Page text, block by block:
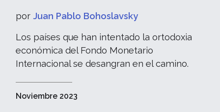
por Juan Pablo Bohoslavsky
Los países que han intentado la ortodoxia
económica del Fondo Monetario
Internacional se desangran en el camino.
Noviembre 2023